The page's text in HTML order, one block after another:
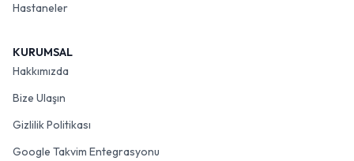
Hastaneler
KURUMSAL
Hakkımızda
Bize Ulaşın
Gizlilik Politikası
Google Takvim Entegrasyonu